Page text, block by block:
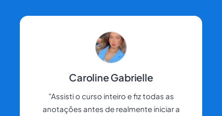
Caroline Gabrielle
"Assisti o curso inteiro e fiz todas as
anotações antes de realmente iniciar a